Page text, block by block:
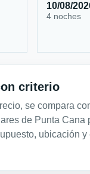
10/08/
4 noches
criterio
se compara
de Punta Cana
ubicación y